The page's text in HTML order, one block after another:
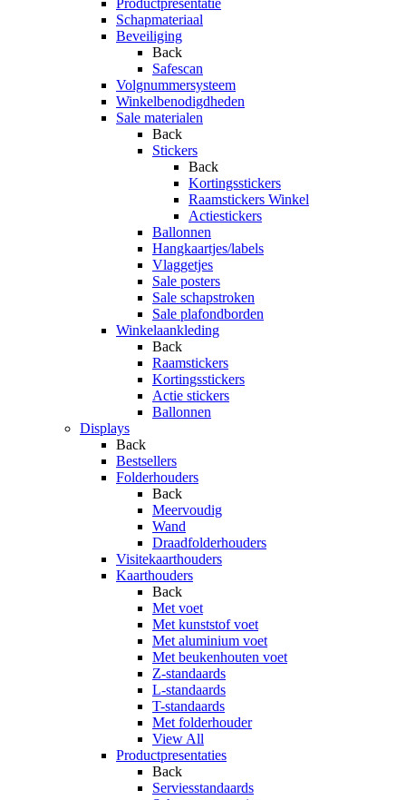
Productpresentatie
Schapmateriaal
Beveiliging
Back
Safescan
Volgnummersysteem
Winkelbenodigdheden
Sale materialen
Back
Stickers
Back
Kortingsstickers
Raamstickers Winkel
Actiestickers
Ballonnen
Hangkaartjes/labels
Vlaggetjes
Sale posters
Sale schapstroken
Sale plafondborden
Winkelaankleding
Back
Raamstickers
Kortingsstickers
Actie stickers
Ballonnen
Displays
Back
Bestsellers
Folderhouders
Back
Meervoudig
Wand
Draadfolderhouders
Visitekaarthouders
Kaarthouders
Back
Met voet
Met kunststof voet
Met aluminium voet
Met beukenhouten voet
Z-standaards
L-standaards
T-standaards
Met folderhouder
View All
Productpresentaties
Back
Serviesstandaards